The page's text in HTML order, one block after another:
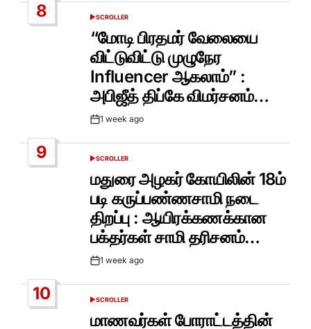
8
POSTED
IN
SCROLLER
“மோடி பிரதமர் வேலையை
விட்டுவிட்டு முழுநேர
Influencer ஆகலாம்” :
அபிஜீத் திப்கே விமர்சனம்…
Post1 week ago
9
POSTED
SCROLLER
மதுரை அழகர் கோயிலின் 18ம்
படி கருப்பண்ணசாமி நடை
திறப்பு : ஆயிரக்கணக்கான
பக்தர்கள் சாமி தரிசனம்…
Post1 week ago
10
POSTED
SCROLLER
மாணவர்கள் போராட்டத்தின்